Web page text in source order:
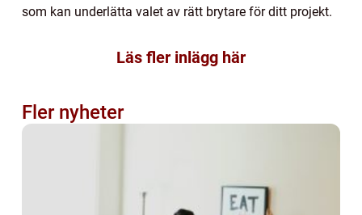
som kan underlätta valet av rätt brytare för ditt projekt.
Läs fler inlägg här
Fler nyheter